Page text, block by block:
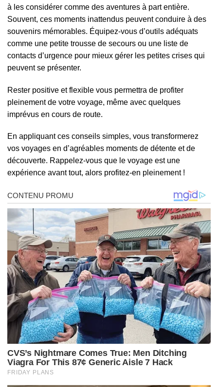
à les considérer comme des aventures à part entière.
Souvent, ces moments inattendus peuvent conduire à des
souvenirs mémorables. Équipez-vous d’outils adéquats
comme une petite trousse de secours ou une liste de
contacts d’urgence pour mieux gérer les petites crises qui
peuvent se présenter.
Rester positive et flexible vous permettra de profiter
pleinement de votre voyage, même avec quelques
imprévus en cours de route.
En appliquant ces conseils simples, vous transformerez
vos voyages en d’agréables moments de détente et de
découverte. Rappelez-vous que le voyage est une
expérience avant tout, alors profitez-en pleinement !